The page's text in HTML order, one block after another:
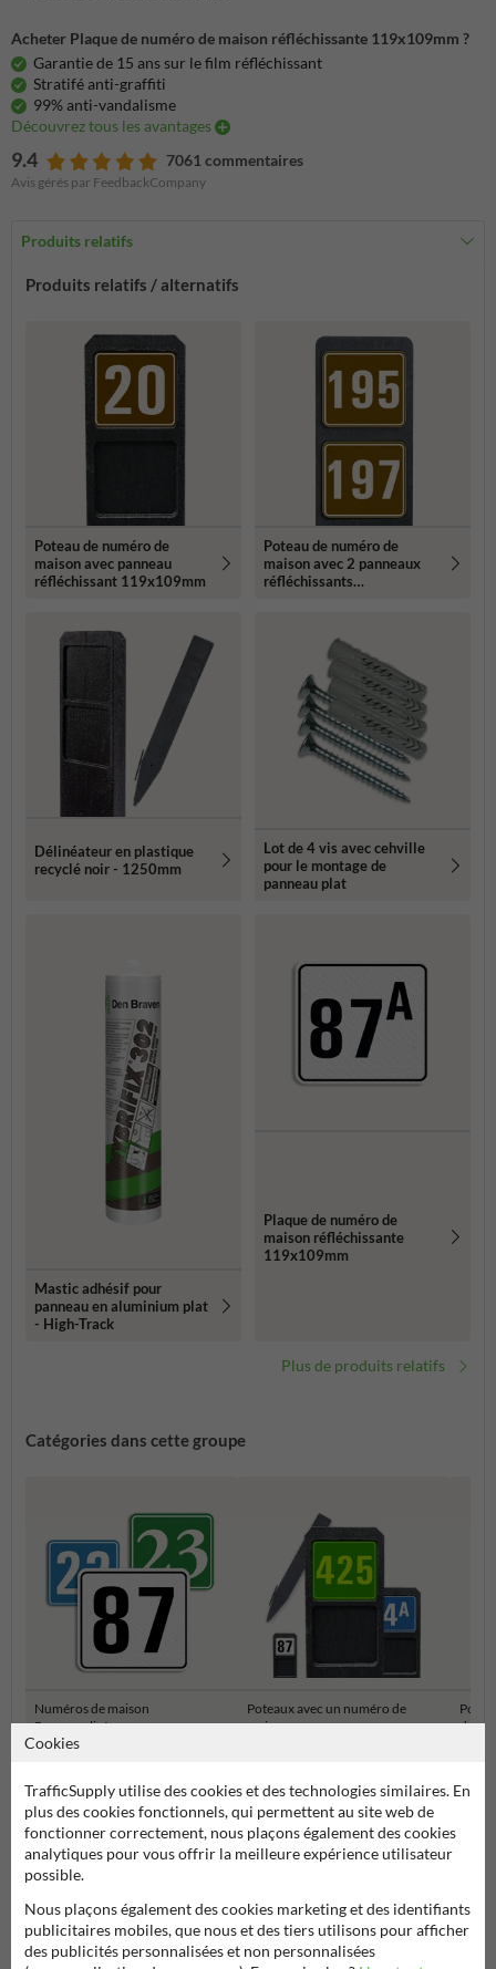
Acheter Plaque de numéro de maison réfléchissante 119x109mm ?
Garantie de 15 ans sur le film réfléchissant
Stratifé anti-graffiti
99% anti-vandalisme
Découvrez tous les avantages
9.4 7061 commentaires
Avis gérés par FeedbackCompany
Produits relatifs
Produits relatifs / alternatifs
Poteau de numéro de
maison avec panneau
réfléchissant 119x109mm
Poteau de numéro de
maison avec 2 panneaux
réfléchissants
Délinéateur en plastique
recyclé noir - 1250mm
Lot de 4 vis avec cehville
pour le montage de
panneau plat
Mastic adhésif pour
panneau en aluminium plat
- High-Track
Plaque de numéro de
maison réfléchissante
119x109mm
Plus de produits relatifs
Catégories dans cette groupe
Numéros de maison
Personnalisés
Poteaux avec un numéro de
maison
de
Numéro réfléchissant
Cookies
TrafficSupply utilise des cookies et des technologies similaires. En
plus des cookies fonctionnels, qui permettent au site web de
fonctionner correctement, nous plaçons également des cookies
analytiques pour vous offrir la meilleure expérience utilisateur
possible.
Nous plaçons également des cookies marketing et des identifiants
publicitaires mobiles, que nous et des tiers utilisons pour afficher
des publicités personnalisées et non personnalisées